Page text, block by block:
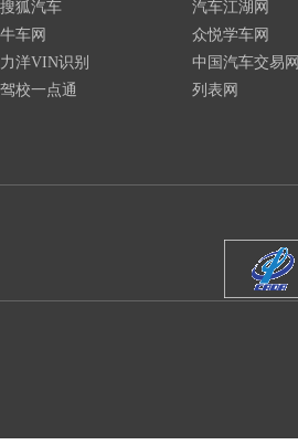
搜狐汽车
牛车网
力洋VIN识别
驾校一点通
汽车江湖网
众悦学车网
中国汽车交易网
列表网